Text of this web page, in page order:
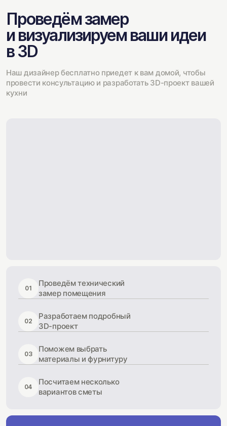
Проведём замер
и визуализируем ваши идеи
в 3D
Наш дизайнер бесплатно приедет к вам домой, чтобы
провести консультацию и разработать 3D-проект вашей
кухни
01
Проведём технический
замер помещения
02
Разработаем подробный
3D-проект
03
Поможем выбрать
материалы и фурнитуру
04
Посчитаем несколько
вариантов сметы